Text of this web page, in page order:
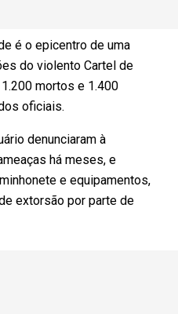
é o epicentro de uma
do violento Cartel de
mortos e 1.400
oficiais.
denunciaram à
há meses, e
e equipamentos,
extorsão por parte de